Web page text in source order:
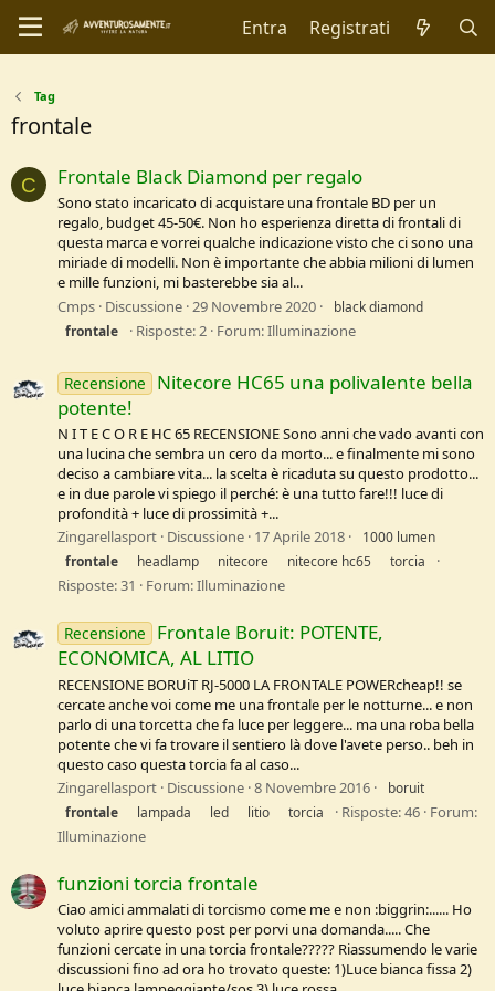
Entra Registrati
Tag
frontale
C Frontale Black Diamond per regalo
Sono stato incaricato di acquistare una frontale BD per un
regalo, budget 45-50€. Non ho esperienza diretta di frontali di
questa marca e vorrei qualche indicazione visto che ci sono una
miriade di modelli. Non è importante che abbia milioni di lumen
e mille funzioni, mi basterebbe sia al...
Cmps Discussione 29 Novembre 2020
black diamond
frontale
Risposte: 2 Forum:Illuminazione
Recensione
Nitecore HC65 una polivalente bella
potente!
N I T E C O R E HC 65 RECENSIONE Sono anni che vado avanti con
una lucina che sembra un cero da morto... e finalmente mi sono
deciso a cambiare vita... la scelta è ricaduta su questo prodotto...
e in due parole vi spiego il perché: è una tutto fare!!! luce di
profondità + luce di prossimità +...
Zingarellasport Discussione 17 Aprile 2018
1000 lumen
frontale
headlamp nitecore nitecore hc65 torcia
Risposte: 31 Forum:Illuminazione
Recensione
Frontale Boruit: POTENTE,
ECONOMICA, AL LITIO
RECENSIONE BORUiT RJ-5000 LA FRONTALE POWERcheap!! se
cercate anche voi come me una frontale per le notturne... e non
parlo di una torcetta che fa luce per leggere... ma una roba bella
potente che vi fa trovare il sentiero là dove l'avete perso.. beh in
questo caso questa torcia fa al caso...
Zingarellasport Discussione 8 Novembre 2016
boruit
frontale
lampada led litio torcia Risposte: 46 Forum:
Illuminazione
funzioni torcia frontale
Ciao amici ammalati di torcismo come me e non :biggrin:...... Ho
voluto aprire questo post per porvi una domanda..... Che
funzioni cercate in una torcia frontale????? Riassumendo le varie
discussioni fino ad ora ho trovato queste: 1)Luce bianca fissa 2)